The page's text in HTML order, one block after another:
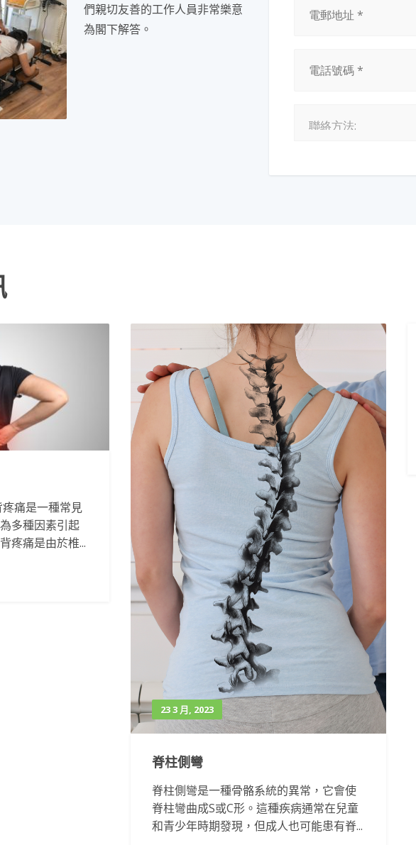
們親切友善的工作人員非常樂意
為閣下解答。
痛是一種常見
多種因素引起
疼痛是由於椎...
23 3 月, 2023
脊柱側彎
脊柱側彎是一種骨骼系統的異常，它會使
脊柱彎曲成S或C形。這種疾病通常在兒童
和青少年時期發現，但成人也可能患有脊...